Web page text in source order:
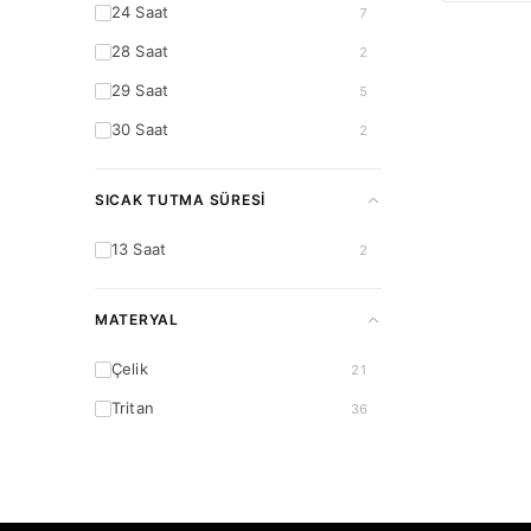
24 Saat 7
28 Saat 2
29 Saat 5
30 Saat 2
SICAK TUTMA SÜRESI
13 Saat 2
MATERYAL
Çelik 21
Tritan 36